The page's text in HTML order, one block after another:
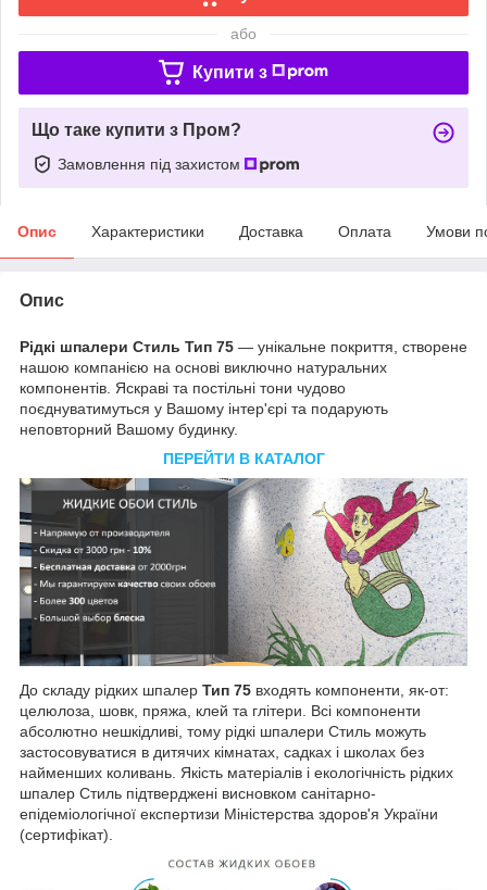
або
Купити з
Що таке купити з Пром?
Замовлення під захистом
Опис Характеристики Доставка Оплата Умови
Опис
Рідкі шпалери Стиль Тип 75 — унікальне покриття, створене
нашою компанією на основі виключно натуральних
компонентів. Яскраві та постільні тони чудово
поєднуватимуться у Вашому інтер'єрі та подарують
неповторний Вашому будинку.
ПЕРЕЙТИ В КАТАЛОГ
До складу рідких шпалер Тип 75 входять компоненти, як-от:
целюлоза, шовк, пряжа, клей та глітери. Всі компоненти
абсолютно нешкідливі, тому рідкі шпалери Стиль можуть
застосовуватися в дитячих кімнатах, садках і школах без
найменших коливань. Якість матеріалів і екологічність рідких
шпалер Стиль підтверджені висновком санітарно-
епідеміологічної експертизи Міністерства здоров'я України
(сертифікат).